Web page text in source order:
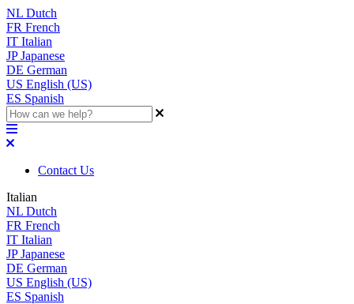
NL Dutch
FR French
IT Italian
JP Japanese
DE German
US English (US)
ES Spanish
Contact Us
Italian
NL Dutch
FR French
IT Italian
JP Japanese
DE German
US English (US)
ES Spanish